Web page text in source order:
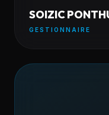
SOIZIC
GESTIONNAIRE